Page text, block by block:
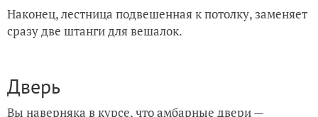
Наконец, лестница подвешенная к потолку, заменяет
сразу две штанги для вешалок.
Дверь
Вы наверняка в курсе, что амбарные двери —